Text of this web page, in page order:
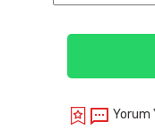
Yorum